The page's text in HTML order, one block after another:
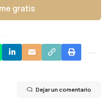
gratis
Dejar un comentario